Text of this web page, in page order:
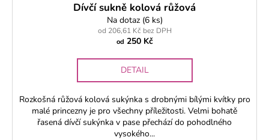
Dívčí sukně kolová růžová
Na dotaz (6 ks)
od 206,61 Kč bez DPH
od 250 Kč
DETAIL
Rozkošná růžová kolová sukýnka s drobnými bílými kvítky pro
malé princezny je pro všechny příležitosti. Velmi bohatě
řasená dívčí sukýnka v pase přechází do pohodlného
vysokého...